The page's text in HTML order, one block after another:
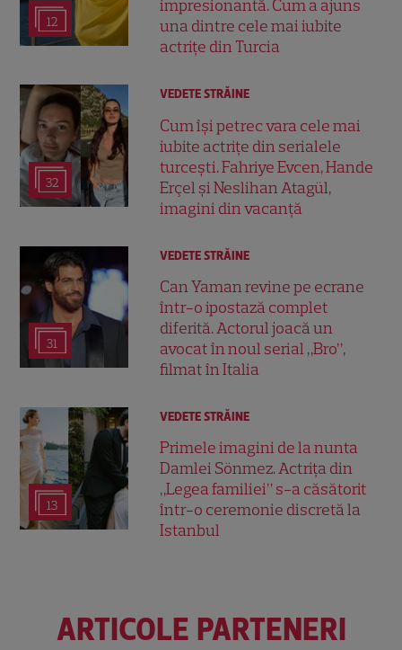
12
impresionantă. Cum a ajuns
una dintre cele mai iubite
actrițe din Turcia
32
VEDETE STRĂINE
Cum își petrec vara cele mai
iubite actrițe din serialele
turcești. Fahriye Evcen, Hande
Erçel și Neslihan Atagül,
imagini din vacanță
31
VEDETE STRĂINE
Can Yaman revine pe ecrane
într-o ipostază complet
diferită. Actorul joacă un
avocat în noul serial „Bro”,
filmat în Italia
13
VEDETE STRĂINE
Primele imagini de la nunta
Damlei Sönmez. Actrița din
„Legea familiei” s-a căsătorit
într-o ceremonie discretă la
Istanbul
ARTICOLE PARTENERI